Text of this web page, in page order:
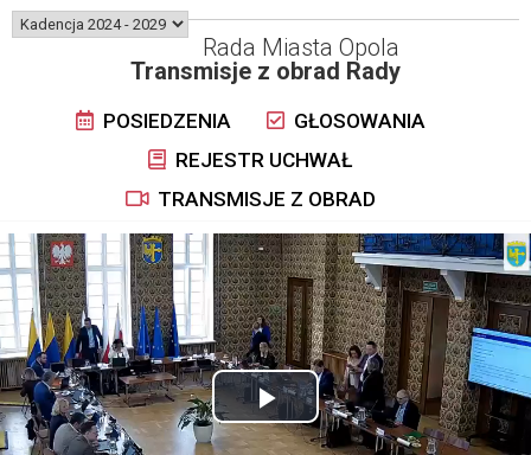
Rada Miasta Opola
Transmisje z obrad Rady
POSIEDZENIA
GŁOSOWANIA
REJESTR UCHWAŁ
TRANSMISJE Z OBRAD
Play